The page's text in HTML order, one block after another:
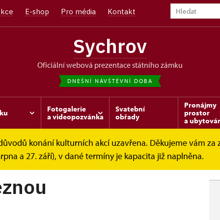
E-shop Pro média Kontakt
Sychrov
oficiální webová prezentace státního zámku
DNEŠNÍ NÁVŠTĚVNÍ DOBA
Fotogalerie
a videopozvánka
Svatební
obřady
Pronájmy
prostor
a
konání kulturních akcí uzavřena. Děkujeme vám
a 27. září), v dané termíny je kapacita již naplněna.
okruhy Prohlídka s princeznou